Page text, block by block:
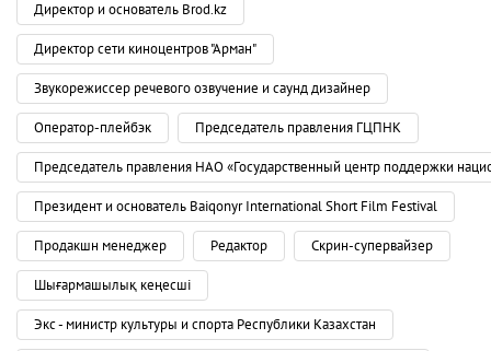
Директор и основатель Brod.kz
Директор сети киноцентров "Арман"
Звукорежиссер речевого озвучение и саунд дизайнер
Оператор-плейбэк Председатель правления ГЦПНК
Председатель правления НАО «Государственный центр поддержки
Президент и основатель Baiqonyr International Short Film Festival
Продакшн менеджер Редактор Скрин-супервайзер
Шығармашылық кеңесші
Экс - министр культуры и спорта Республики Казахстан